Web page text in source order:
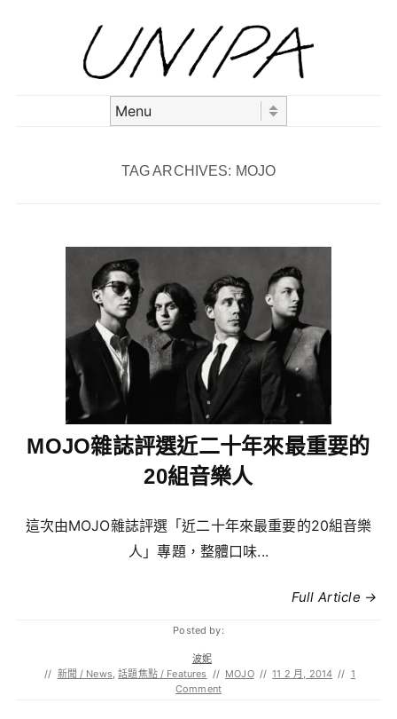
TAG ARCHIVES: MOJO
MOJO雜誌評選近二十年來最重要的
20組音樂人
這次由MOJO雜誌評選「近二十年來最重要的20組音樂
人」專題，整體口味...
Full Article →
Posted by:
波妮
// 新聞 / News,話題焦點 / Features // MOJO // 11 2 月, 2014 // 1
Comment